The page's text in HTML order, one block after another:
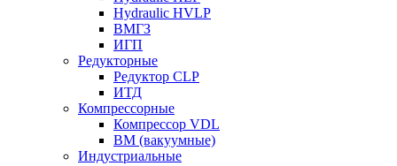
Hydraulic HVLP
ВМГЗ
ИГП
Редукторные
Редуктор CLP
ИТД
Компрессорные
Компрессор VDL
ВМ (вакуумные)
Индустриальные